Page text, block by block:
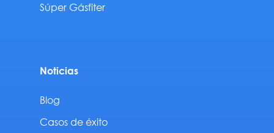
Súper Gásfiter
Noticias
Blog
Casos de éxito